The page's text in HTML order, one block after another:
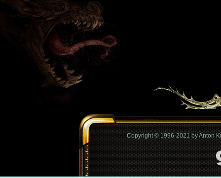
Copyright © 1996-2021 by Anton